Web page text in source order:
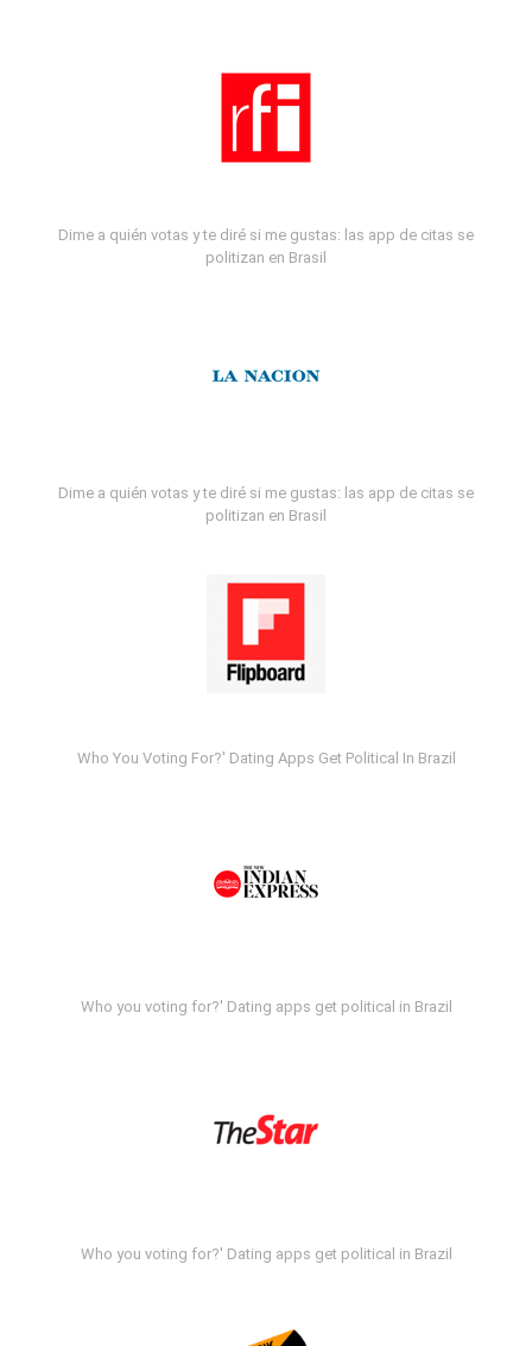
Dime a quién votas y te diré si me gustas: las app de citas se
politizan en Brasil
Dime a quién votas y te diré si me gustas: las app de citas se
politizan en Brasil
Who You Voting For?' Dating Apps Get Political In Brazil
Who you voting for?' Dating apps get political in Brazil
Who you voting for?' Dating apps get political in Brazil